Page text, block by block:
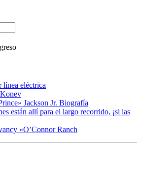
línea eléctrica
Jackson Jr. Biografía
están allí para el largo recorrido, ¡si las
«O’Connor Ranch